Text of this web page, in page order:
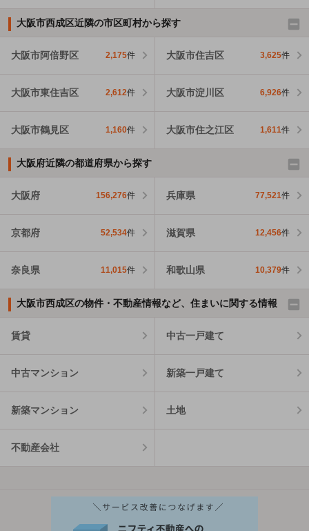
大阪市西成区近隣の市区町村から探す
大阪市阿倍野区 2,175件 大阪市住吉区 3,625件
大阪市東住吉区 2,612件 大阪市淀川区 6,926件
大阪市鶴見区 1,160件 大阪市住之江区 1,611件
大阪府近隣の都道府県から探す
大阪府 156,276件 兵庫県 77,521件
京都府 52,534件 滋賀県 12,456件
奈良県 11,015件 和歌山県 10,379件
大阪市西成区の物件・不動産情報など、住まいに関する情報
賃貸 中古一戸建て
中古マンション 新築一戸建て
新築マンション 土地
不動産会社